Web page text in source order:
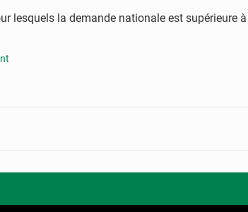
lesquels la demande nationale est supérieure